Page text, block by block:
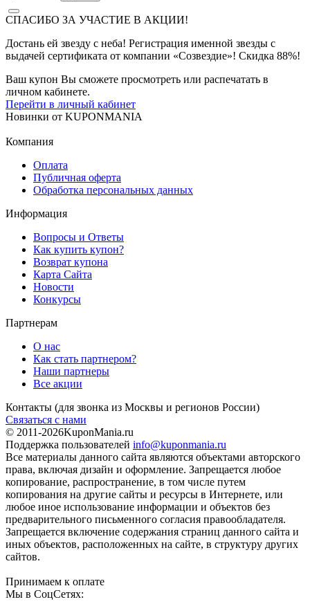
СПАСИБО ЗА УЧАСТИЕ В АКЦИИ!
Достань ей звезду с неба! Регистрация именной звезды с
выдачей сертификата от компании «Созвездие»! Скидка 88%!
Ваш купон Вы сможете просмотреть или распечатать в
личном кабинете.
Перейти в личный кабинет
Новинки от KUPONMANIA
Компания
Оплата
Публичная оферта
Обработка персональных данных
Информация
Вопросы и Ответы
Как купить купон?
Возврат купона
Карта Сайта
Новости
Конкурсы
Партнерам
О нас
Как стать партнером?
Наши партнеры
Все акции
Контакты (для звонка из Москвы и регионов России)
Связаться с нами
© 2011-2026KuponMania.ru
Поддержка пользователей info@kuponmania.ru
Все материалы данного сайта являются объектами авторского
права, включая дизайн и оформление. Запрещается любое
копирование, распространение, в том числе путем
копирования на другие сайты и ресурсы в Интернете, или
любое иное использование информации и объектов без
предварительного письменного согласия правообладателя.
Запрещается включение содержания страниц данного сайта и
иных объектов, расположенных на сайте, в структуру других
сайтов.
Принимаем к оплате
Мы в СоцСетях: